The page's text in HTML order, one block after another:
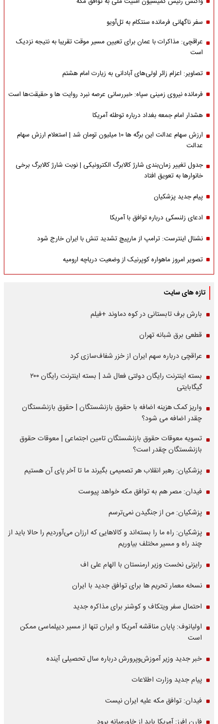
سفر ناگهانی فرمانده سنتکام به تل‌آویو
عراقچی: مذاکرات با عمان برای تعیین مسیر موقت تقریبا به نتیجه نزدیک
است
تصاویر: اعزام زائر اولی‌های آبادانی به زیارت امام هشتم
فرمانده نیروی زمینی سپاه: خبررسانی عرصه نبرد روایت ها و حقیقت‌ها است
هشدار امام جمعه بغداد درباره توطئه آمریکا
ارزش سهام عدالت این برگه ها 10 میلیون تومان شد | استعلام ارزش سهام
عدالت
جدول تغییر زمان‌بندی شارژ کالابرگ الکترونیکی | نوبت شارژ کالابرگ برخی
خانوارها به تعویق افتاد
پیام جدید پزشکیان
ادعای زلنسکی درباره توافق با آمریکا
نشنال اینترست: ترامپ از مارپیچ تشدید تنش با ایران خارج شود
تصویر امروز ماهواره کوپرنیک از وضعیت دریاچه ارومیه
تازه های سایت
بارش برف تابستانی در کوه دماوند +فیلم
قطعی برق شبانه تهران
عراقچی درباره سهم ایران از خزر شفاف‌سازی کرد
بسته اینترنت رایگان دولتی فعال شد | بسته اینترنت رایگان ۲۰۰
گیگابایتی
واریز کمک هزینه اضافه با حقوق بازنشستگان | حقوق بازنشستگان
چقدر اضافه می شود؟
تسویه معوقات حقوق بازنشستگان تامین اجتماعی | معوقات حقوق
بازنشستگان چقدر است؟
پزشکیان: رهبر انقلاب هر تصمیمی بگیرند ما تا آخر پای آن هستیم
فیدان: مصر هم به توافق مکه خواهد پیوست
پزشکیان: من از جنگیدن نمی‌ترسم
پزشکیان: راه ما را بسته‌اند و کالاهایی که ارزان می‌آوردیم را حالا باید از
چند راه و مسیر مختلف بیاوریم
رایزنی نخست وزیر ارمنستان با الهام علی اف
نسخه معمار تحریم ها برای توافق جدید با ایران
احتمال سفر ویتکاف و کوشنر برای مذاکره جدید
اولیانوف: پایان مناقشه آمریکا و ایران تنها از مسیر دیپلماسی ممکن
است
خبر جدید وزیر آموزش‌وپرورش درباره سال تحصیلی آینده
پیام جدید وزارت اطلاعات
فیدان: توافق مکه علیه ایران نیست